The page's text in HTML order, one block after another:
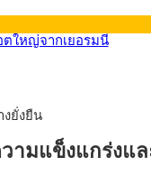
ยภาพ
ตใหญ่จากเยอรมนี
ยั่งยืน
มแข็งแกร่งแล